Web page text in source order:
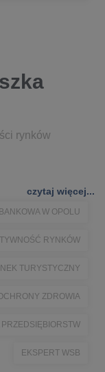
rynków
czytaj więcej...
W OPOLU
RYNKÓW
TURYSTYCZNY
ZDROWIA
EKSPERT WSB